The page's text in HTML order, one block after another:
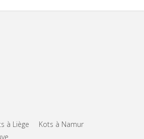
à Liège
Kots à Namur